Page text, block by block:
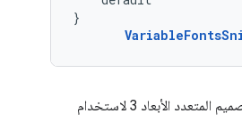
}
المتعدد الأبعاد 3 لاستخدام